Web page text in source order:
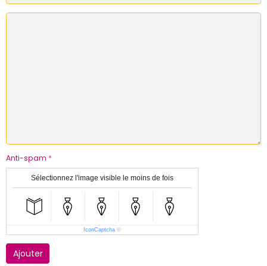
Anti-spam
Sélectionnez l'image visible le moins de fois
IconCaptcha ©
Ajouter